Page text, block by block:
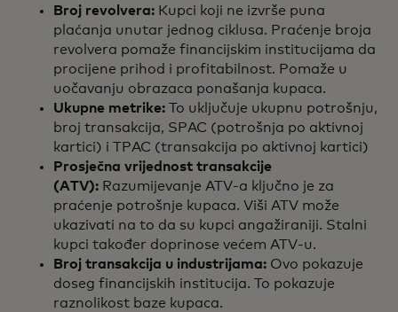
Broj revolvera: Kupci koji ne izvrše puna
plaćanja unutar jednog ciklusa. Praćenje broja
revolvera pomaže financijskim institucijama da
procijene prihod i profitabilnost. Pomaže u
uočavanju obrazaca ponašanja kupaca.
Ukupne metrike: To uključuje ukupnu potrošnju,
broj transakcija, SPAC (potrošnja po aktivnoj
kartici) i TPAC (transakcija po aktivnoj kartici)
Prosječna vrijednost transakcije
(ATV): Razumijevanje ATV-a ključno je za
praćenje potrošnje kupaca. Viši ATV može
ukazivati na to da su kupci angažiraniji. Stalni
kupci također doprinose većem ATV-u.
Broj transakcija u industrijama: Ovo pokazuje
doseg financijskih institucija. To pokazuje
raznolikost baze kupaca.